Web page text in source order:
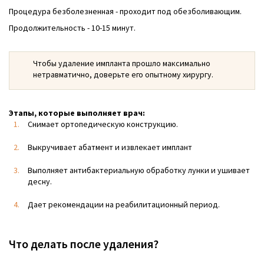
Процедура безболезненная - проходит под обезболивающим.
Продолжительность - 10-15 минут.
Чтобы удаление импланта прошло максимально
нетравматично, доверьте его опытному хирургу.
Этапы, которые выполняет врач:
Снимает ортопедическую конструкцию.
Выкручивает абатмент и извлекает имплант
Выполняет антибактериальную обработку лунки и ушивает
десну.
Дает рекомендации на реабилитационный период.
Что делать после удаления?